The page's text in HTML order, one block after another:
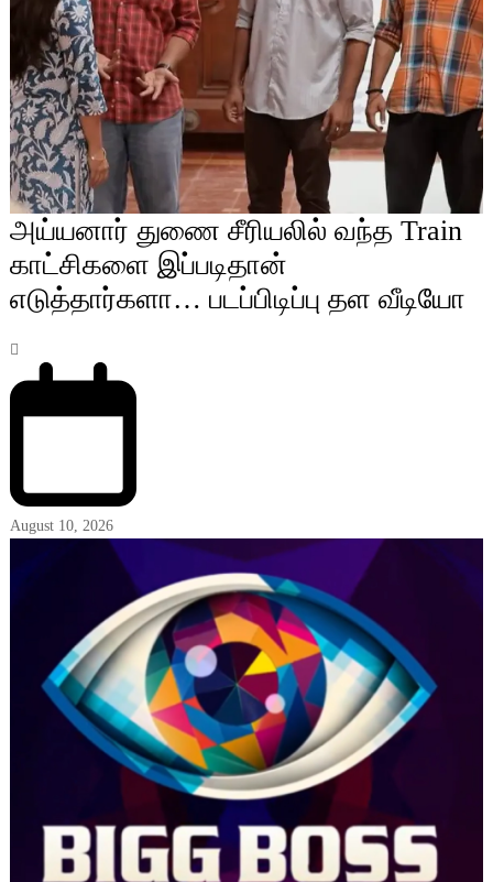
அய்யனார் துணை சீரியலில் வந்த Train
காட்சிகளை இப்படிதான்
எடுத்தார்களா… படப்பிடிப்பு தள வீடியோ
August 10, 2026